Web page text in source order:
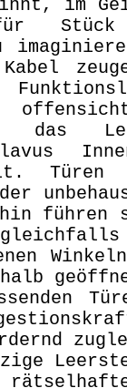
im
Kabel
das
Türen
führen